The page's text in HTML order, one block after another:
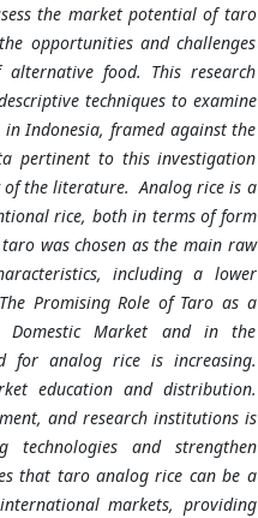
the market potential of taro
opportunities and challenges
food. This research
techniques to examine
Indonesia, framed against the
pertinent to this investigation
of the literature. Analog rice is a
rice, both in terms of form
was chosen as the main raw
including a lower
Promising Role of Taro as a
Market and in the
for analog rice is increasing.
education and distribution.
and research institutions is
technologies and strengthen
that taro analog rice can be a
markets, providing